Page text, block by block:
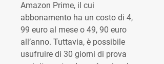
Amazon Prime, il cui
abbonamento ha un costo di 4,
99 euro al mese o 49, 90 euro
all’anno. Tuttavia, è possibile
usufruire di 30 giorni di prova